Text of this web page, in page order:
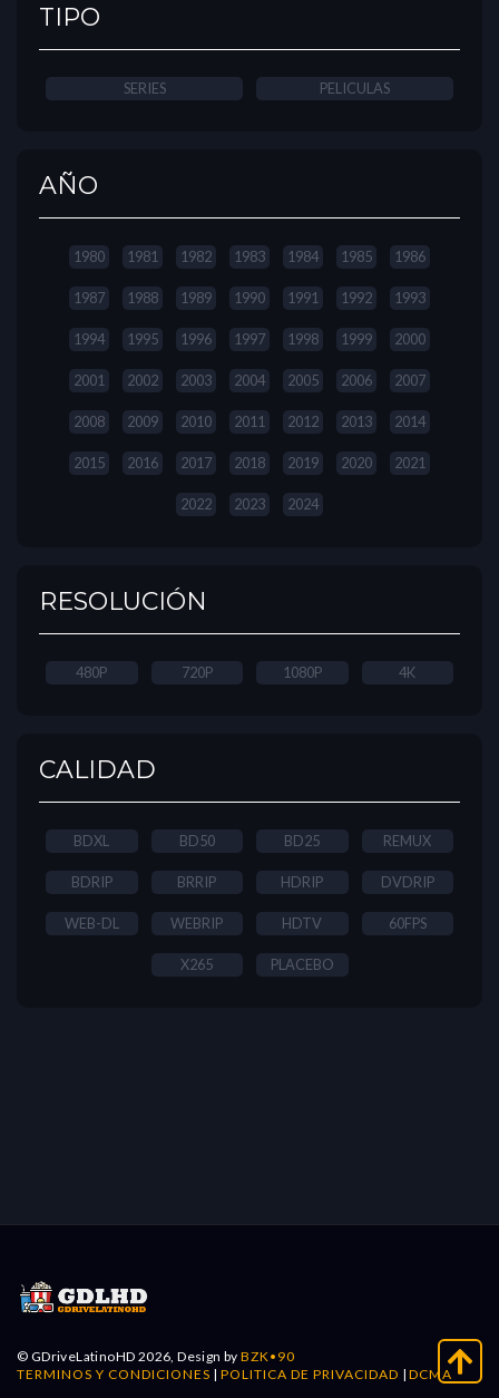
TIPO
SERIES PELICULAS
AÑO
1980 1981 1982 1983 1984 1985 1986
1987 1988 1989 1990 1991 1992 1993
1994 1995 1996 1997 1998 1999 2000
2001 2002 2003 2004 2005 2006 2007
2008 2009 2010 2011 2012 2013 2014
2015 2016 2017 2018 2019 2020 2021
2022 2023 2024
RESOLUCIÓN
480P 720P 1080P 4K
CALIDAD
BDXL BD50 BD25 REMUX
BDRIP BRRIP HDRIP DVDRIP
WEB-DL WEBRIP HDTV 60FPS
X265 PLACEBO
© GDriveLatinoHD 2026, Design byBZK•90
TERMINOS Y CONDICIONES |POLITICA DE PRIVACIDAD |DCMA